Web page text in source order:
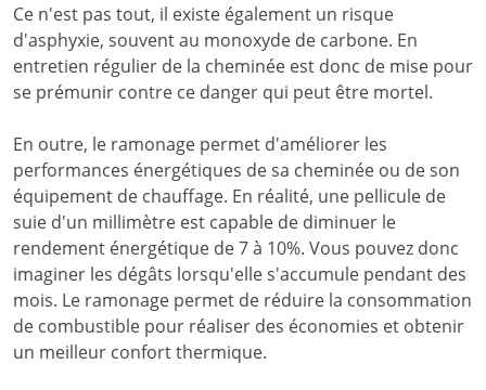
Ce n'est pas tout, il existe également un risque
d'asphyxie, souvent au monoxyde de carbone. En
entretien régulier de la cheminée est donc de mise pour
se prémunir contre ce danger qui peut être mortel.
En outre, le ramonage permet d'améliorer les
performances énergétiques de sa cheminée ou de son
équipement de chauffage. En réalité, une pellicule de
suie d'un millimètre est capable de diminuer le
rendement énergétique de 7 à 10%. Vous pouvez donc
imaginer les dégâts lorsqu'elle s'accumule pendant des
mois. Le ramonage permet de réduire la consommation
de combustible pour réaliser des économies et obtenir
un meilleur confort thermique.